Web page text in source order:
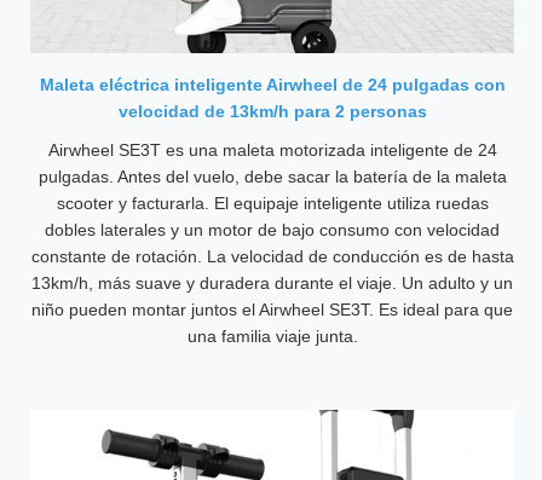
Maleta eléctrica inteligente Airwheel de 24 pulgadas con
velocidad de 13km/h para 2 personas
Airwheel SE3T es una maleta motorizada inteligente de 24
pulgadas. Antes del vuelo, debe sacar la batería de la maleta
scooter y facturarla. El equipaje inteligente utiliza ruedas
dobles laterales y un motor de bajo consumo con velocidad
constante de rotación. La velocidad de conducción es de hasta
13km/h, más suave y duradera durante el viaje. Un adulto y un
niño pueden montar juntos el Airwheel SE3T. Es ideal para que
una familia viaje junta.